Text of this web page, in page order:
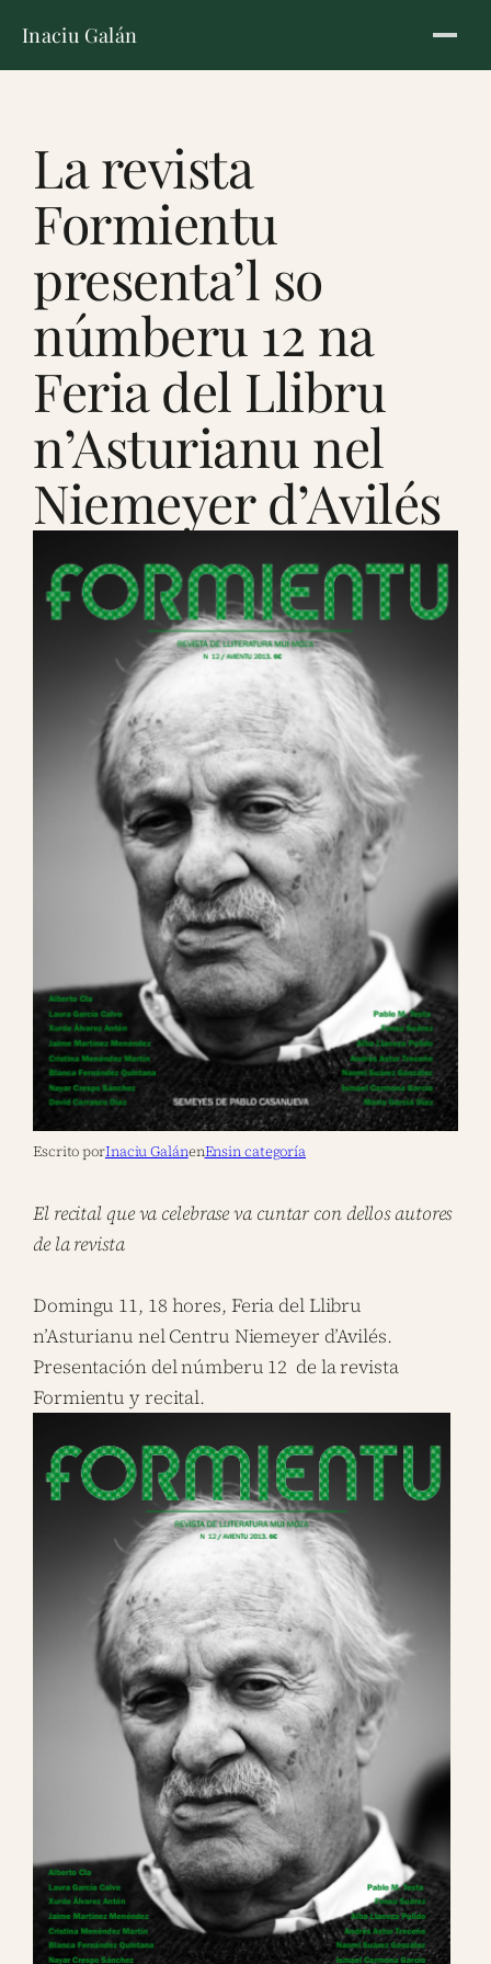
Inaciu Galán
La revista
Formientu
presenta’l so
númberu 12 na
Feria del Llibru
n’Asturianu nel
Niemeyer d’Avilés
Escrito porInaciu GalánenEnsin categoría
El recital que va celebrase va cuntar con dellos autores
de la revista
Domingu 11, 18 hores, Feria del Llibru
n’Asturianu nel Centru Niemeyer d’Avilés.
Presentación del númberu 12 de la revista
Formientu y recital.